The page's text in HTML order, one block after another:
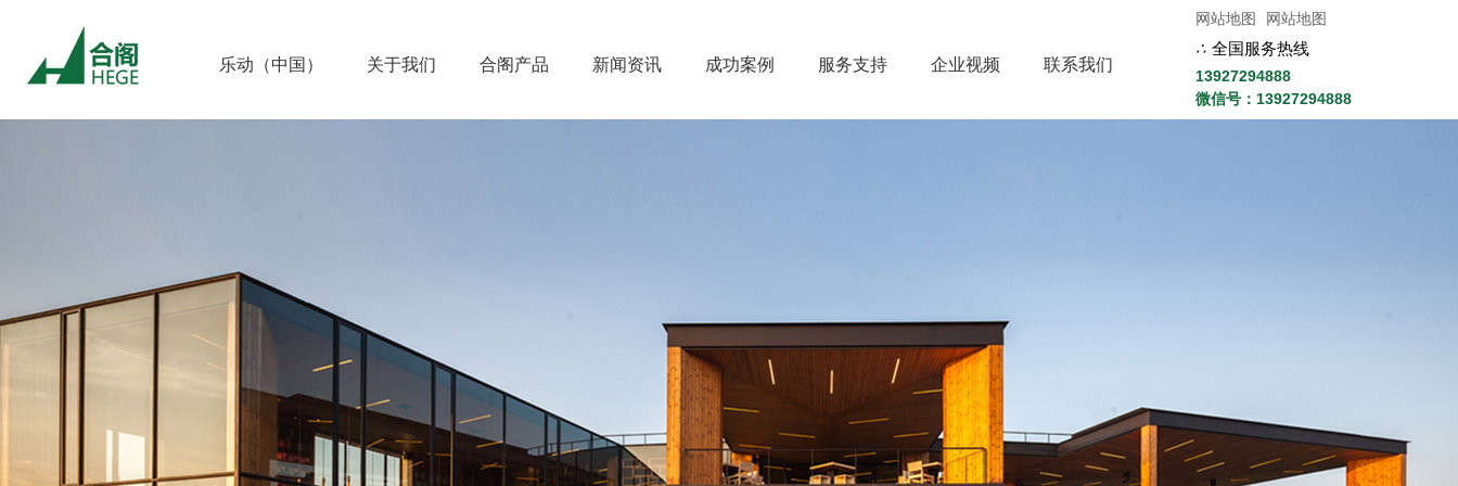
乐动（中国） 关于我们 合阁产品 新闻资讯 成功案例 服务支持 企业视频 联系我们
网站地图 网站地图
∴ 全国服务热线
13927294888
微信号：13927294888